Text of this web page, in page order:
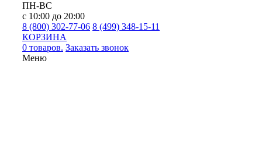
ПН-ВС
с 10:00 до 20:00
8 (800) 302-77-06 8 (499) 348-15-11
КОРЗИНА
0 товаров. Заказать звонок
Меню